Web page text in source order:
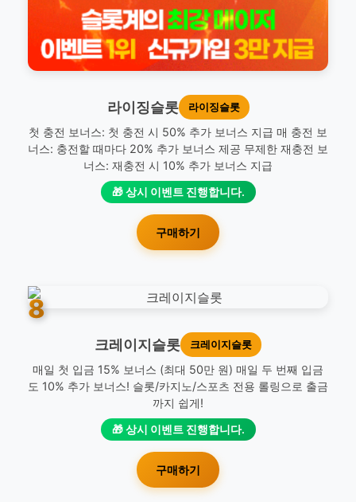
라이징슬롯 라이징슬롯
첫 충전 보너스: 첫 충전 시 50% 추가 보너스 지급 매 충전 보
너스: 충전할 때마다 20% 추가 보너스 제공 무제한 재충전 보
너스: 재충전 시 10% 추가 보너스 지급
🎁 상시 이벤트 진행합니다.
구매하기
8
크레이지슬롯 크레이지슬롯
매일 첫 입금 15% 보너스 (최대 50만 원) 매일 두 번째 입금
도 10% 추가 보너스! 슬롯/카지노/스포츠 전용 롤링으로 출금
까지 쉽게!
🎁 상시 이벤트 진행합니다.
구매하기